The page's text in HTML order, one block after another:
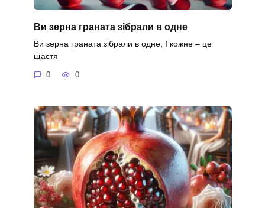
Ви зерна граната зібрали в одне
Ви зерна граната зібрали в одне, І кожне – це
щастя
0 0